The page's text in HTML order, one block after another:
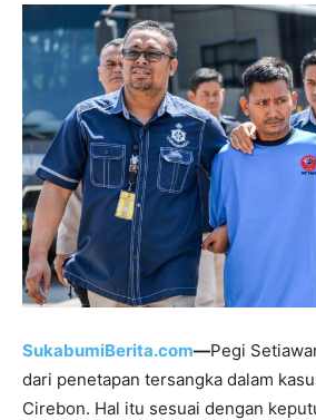
SukabumiBerita.com—Pegi
dari penetapan tersangka dalam
Cirebon. Hal itu sesuai dengan